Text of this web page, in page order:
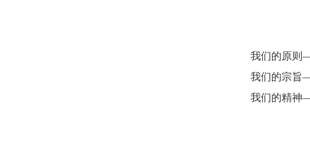
我们的原则
我们的宗旨——
我们的精神——